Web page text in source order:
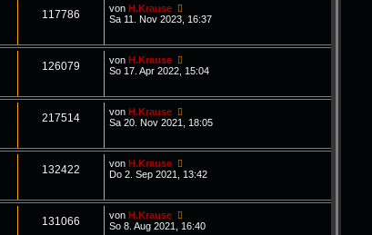
117786 vonH.Krause
Sa 11. Nov 2023, 16:37
126079 vonH.Krause
So 17. Apr 2022, 15:04
217514 vonH.Krause
Sa 20. Nov 2021, 18:05
132422 vonH.Krause
Do 2. Sep 2021, 13:42
131066 vonH.Krause
So 8. Aug 2021, 16:40